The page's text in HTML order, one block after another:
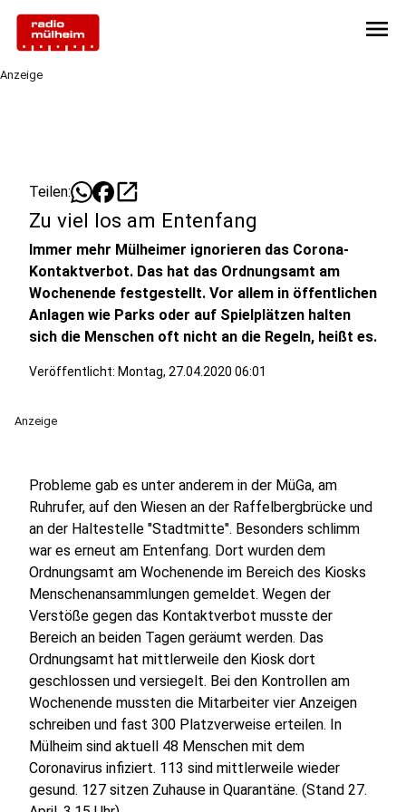
menu
Anzeige
Teilen: open_in_new
Zu viel los am Entenfang
Immer mehr Mülheimer ignorieren das Corona-
Kontaktverbot. Das hat das Ordnungsamt am
Wochenende festgestellt. Vor allem in öffentlichen
Anlagen wie Parks oder auf Spielplätzen halten
sich die Menschen oft nicht an die Regeln, heißt es.
Veröffentlicht: Montag, 27.04.2020 06:01
Anzeige
Probleme gab es unter anderem in der MüGa, am
Ruhrufer, auf den Wiesen an der Raffelbergbrücke und
an der Haltestelle "Stadtmitte". Besonders schlimm
war es erneut am Entenfang. Dort wurden dem
Ordnungsamt am Wochenende im Bereich des Kiosks
Menschenansammlungen gemeldet. Wegen der
Verstöße gegen das Kontaktverbot musste der
Bereich an beiden Tagen geräumt werden. Das
Ordnungsamt hat mittlerweile den Kiosk dort
geschlossen und versiegelt. Bei den Kontrollen am
Wochenende mussten die Mitarbeiter vier Anzeigen
schreiben und fast 300 Platzverweise erteilen. In
Mülheim sind aktuell 48 Menschen mit dem
Coronavirus infiziert. 113 sind mittlerweile wieder
gesund. 127 sitzen Zuhause in Quarantäne. (Stand 27.